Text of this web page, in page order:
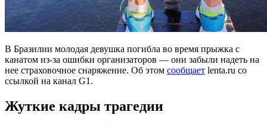
В Бразилии молодая девушка погибла во время прыжка с
канатом из-за ошибки организаторов — они забыли надеть на
нее страховочное снаряжение. Об этом сообщает lenta.ru со
ссылкой на канал G1.
Жуткие кадры трагедии